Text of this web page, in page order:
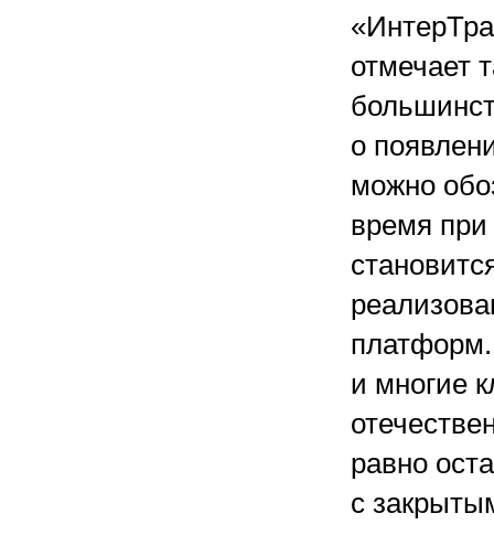
отмечает
о
можно
время при
платформ.
и многие
равно
с